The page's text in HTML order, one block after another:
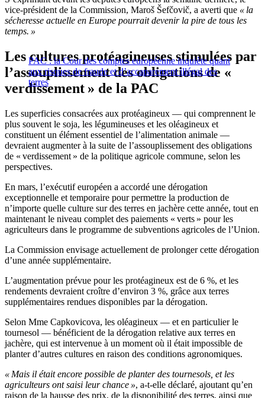
vice-président de la Commission, Maroš Šefčovič, a averti que « la
sécheresse actuelle en Europe pourrait devenir la pire de tous les
temps. »
PAC : la Cour des comptes européenne inquiète quant
aux risques de fraude et d’accaparement illégal des
terres
Les cultures protéagineuses stimulées par
l’assouplissement des obligations de «
verdissement » de la PAC
Les superficies consacrées aux protéagineux — qui comprennent le
plus souvent le soja, les légumineuses et les oléagineux et
constituent un élément essentiel de l’alimentation animale —
devraient augmenter à la suite de l’assouplissement des obligations
de « verdissement » de la politique agricole commune, selon les
perspectives.
En mars, l’exécutif européen a accordé une dérogation
exceptionnelle et temporaire pour permettre la production de
n’importe quelle culture sur des terres en jachère cette année, tout en
maintenant le niveau complet des paiements « verts » pour les
agriculteurs dans le programme de subventions agricoles de l’Union.
La Commission envisage actuellement de prolonger cette dérogation
d’une année supplémentaire.
L’augmentation prévue pour les protéagineux est de 6 %, et les
rendements devraient croître d’environ 3 %, grâce aux terres
supplémentaires rendues disponibles par la dérogation.
Selon Mme Capkovicova, les oléagineux — et en particulier le
tournesol — bénéficient de la dérogation relative aux terres en
jachère, qui est intervenue à un moment où il était impossible de
planter d’autres cultures en raison des conditions agronomiques.
« Mais il était encore possible de planter des tournesols, et les
agriculteurs ont saisi leur chance », a-t-elle déclaré, ajoutant qu’en
raison de la hausse des prix, de la disponibilité des terres, ainsi que